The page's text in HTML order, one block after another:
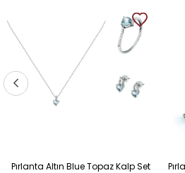
Pırlanta Altın Blue Topaz Kalp Set